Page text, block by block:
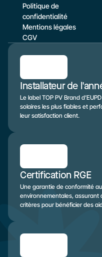
Politique de
confidentialité
Mentions légales
CGV
Installateur de
Le label TOP PV Brand
solaires les plus fiables et
leur satisfaction client.
Certification RGE
Une garantie de conformité
environnementales, assurant
critères pour bénéficier des